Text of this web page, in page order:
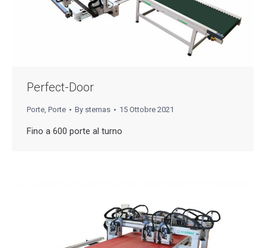
Perfect-Door
Porte, Porte By stemas 15 Ottobre 2021
Fino a 600 porte al turno